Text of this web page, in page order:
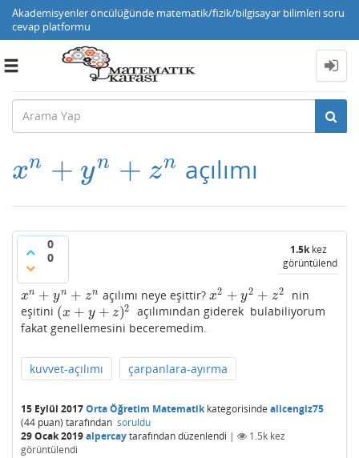
Akademisyenler öncülüğünde matematik/fizik/bilgisayar bilimleri soru
cevap platformu
Toggle
xn + yn + zn
xn+yn +zn açılımı
0
0
1.5kkez
görüntülendi
xn + yn + zn
xn+yn +zn açılımı neye eşittir?x2 + y2 + z2
x2+y2 +z2
nin
eşitini (x + y + z)2
(x+ y+ z)2
açılımından giderek bulabiliyorum
fakat genellemesini beceremedim.
kuvvet-açılımı çarpanlara-ayırma
15 Eylül 2017Orta Öğretim Matematikkategorisinde alicengiz75
(44 puan) tarafından soruldu
29 Ocak 2019alpercaytarafındandüzenlendi | 1.5k kez
görüntülendi